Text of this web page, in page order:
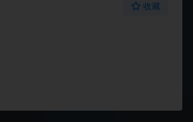
收藏